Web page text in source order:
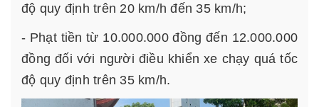
độ quy định trên 20 km/h đến 35 km/h;
- Phạt tiền từ 10.000.000 đồng đến 12.000.000
đồng đối với người điều khiển xe chạy quá tốc
độ quy định trên 35 km/h.